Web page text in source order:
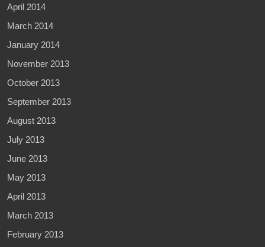
April 2014
March 2014
January 2014
November 2013
October 2013
September 2013
August 2013
July 2013
June 2013
May 2013
April 2013
March 2013
February 2013